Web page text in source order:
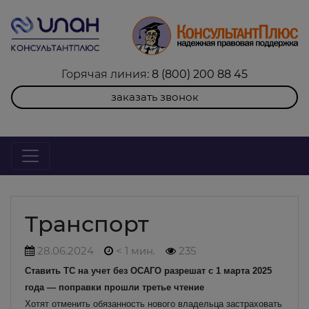
Горячая линия: 8 (800) 200 88 45
заказать звонок
Транспорт
28.06.2024 < 1 мин. 235
Ставить ТС на учет без ОСАГО разрешат с 1 марта 2025
года — поправки прошли третье чтение
Хотят отменить обязанность нового владельца застраховать